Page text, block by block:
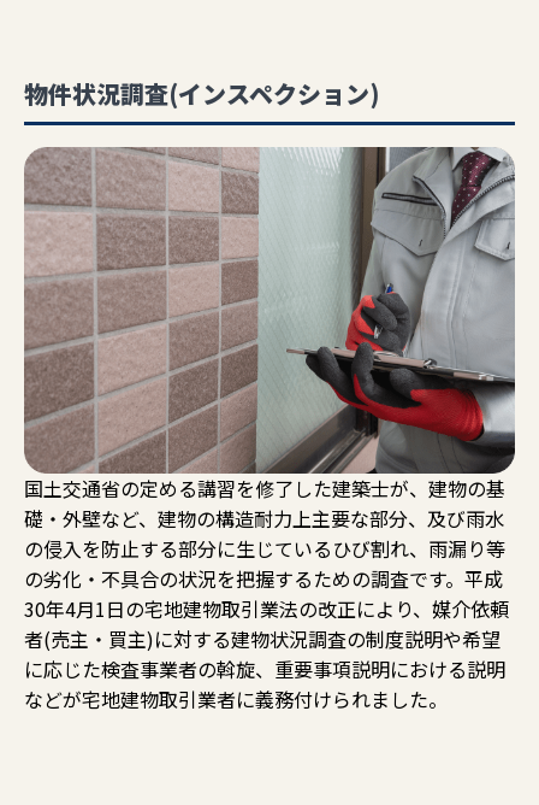
物件状況調査(インスペクション)
国土交通省の定める講習を修了した建築士が、建物の基
礎・外壁など、建物の構造耐力上主要な部分、及び雨水
の侵入を防止する部分に生じているひび割れ、雨漏り等
の劣化・不具合の状況を把握するための調査です。平成
30年4月1日の宅地建物取引業法の改正により、媒介依頼
者(売主・買主)に対する建物状況調査の制度説明や希望
に応じた検査事業者の斡旋、重要事項説明における説明
などが宅地建物取引業者に義務付けられました。